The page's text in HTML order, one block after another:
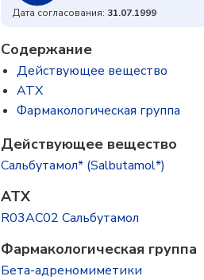
Дата согласования: 31.07.1999
Содержание
Действующее вещество
ATX
Фармакологическая группа
Действующее вещество
Сальбутамол* (Salbutamol*)
ATX
R03AC02 Сальбутамол
Фармакологическая группа
Бета-адреномиметики